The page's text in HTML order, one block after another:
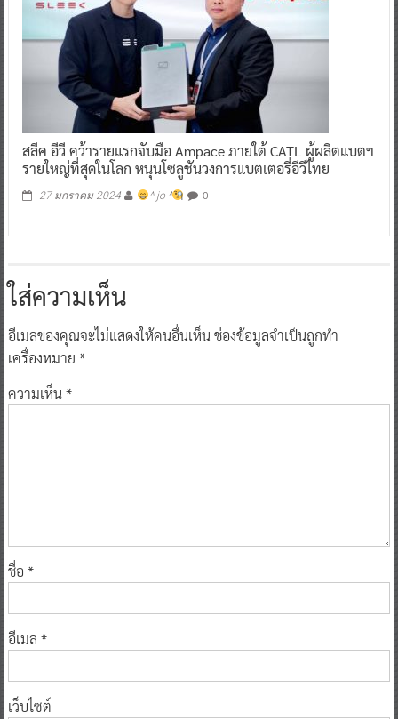
สลีค อีวี คว้ารายแรกจับมือ Ampace ภายใต้ CATL ผู้ผลิตแบตฯ
รายใหญ่ที่สุดในโลก หนุนโซลูชันวงการแบตเตอรี่อีวีไทย
27 มกราคม 2024 ^ jo ^ 0
ใส่ความเห็น
อีเมลของคุณจะไม่แสดงให้คนอื่นเห็นช่องข้อมูลจำเป็นถูกทำ
เครื่องหมาย *
ความเห็น*
ชื่อ *
อีเมล *
เว็บไซต์